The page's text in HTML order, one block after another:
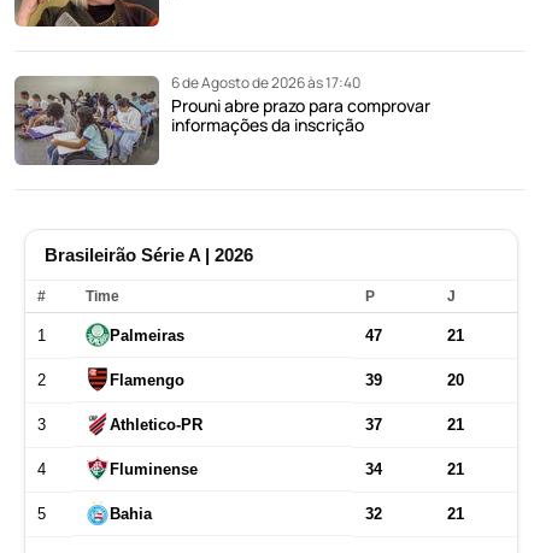
6 de Agosto de 2026 às 17:40
Prouni abre prazo para comprovar
informações da inscrição